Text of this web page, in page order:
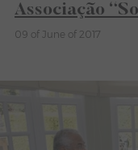
Associação
09 of June of 2017